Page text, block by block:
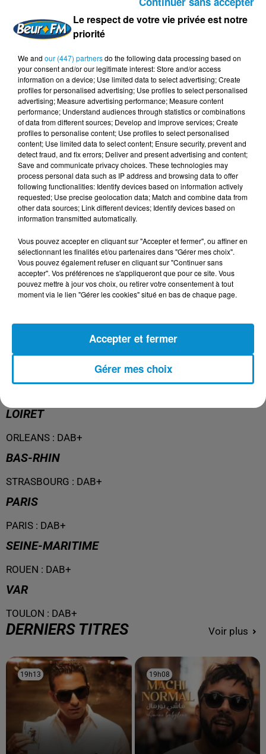
ALPES-MARITIMES
NICE: DAB+
BOUCHES-DU-RHÔNE
MARSEILLE: DAB+
DOUBS
BESANCON: DAB+
HAUTE-GARONNE
TOULOUSE: DAB+
GIRONDE
BORDEAUX: DAB+
HÉRAULT
MONTPELLIER: DAB+
ISÈRE
LOIRE
ST ETIENNE
LOIRE-ATLANTIQUE
LOIRET
ORLEANS : DAB+
BAS-RHIN
STRASBOURG : DAB+
PARIS
PARIS : DAB+
SEINE-MARITIME
ROUEN : DAB+
VAR
TOULON : DAB+
DERNIERS TITRES Voir plus
19h13
19h13 19h08
19h08
Le respect de votre vie privée est notre
priorité
We and our (447) partnersdo the following data processing based on
your consent and/or our legitimate interest: Store and/or access
information on a device; Use limited data to select advertising; Create
profiles for personalised advertising; Use profiles to select personalised
advertising; Measure advertising performance; Measure content
performance; Understand audiences through statistics or combinations
of data from different sources; Develop and improve services; Create
profiles to personalise content; Use profiles to select personalised
content; Use limited data to select content; Ensure security, prevent and
detect fraud, and fix errors; Deliver and present advertising and content;
Save and communicate privacy choices. These technologies may
process personal data such as IP address and browsing data to offer
following functionalities: Identify devices based on information actively
requested; Use precise geolocation data; Match and combine data from
other data sources; Link different devices; Identify devices based on
information transmitted automatically.
Vous pouvez accepter en cliquant sur "Accepter et fermer", ou affiner en
sélectionnant les finalités et/ou partenaires dans "Gérer mes choix".
Vous pouvez également refuser en cliquant sur "Continuer sans
accepter". Vos préférences ne s'appliqueront que pour ce site. Vous
pouvez mettre à jour vos choix, ou retirer votre consentement à tout
moment via le lien "Gérer les cookies" situé en bas de chaque page.
Gérer mes choix
Accepter et fermer